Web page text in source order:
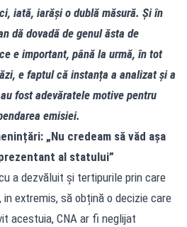
iată, iarăși o dublă măsură. Și în
dă dovadă de genul ăsta de
e important, până la urmă, în tot
e faptul că instanța a analizat și a
fost adevăratele motive pentru
emisiei.
„Nu credeam să văd așa
al statului”
a dezvăluit și tertipurile prin care
extremis, să obțină o decizie care
acestuia, CNA ar fi neglijat